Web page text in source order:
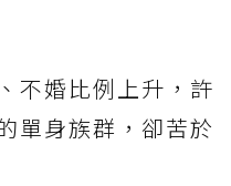
不婚比例上升，許
單身族群，卻苦於